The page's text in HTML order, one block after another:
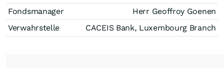
Fondsmanager
Herr Geoffroy Goenen
Verwahrstelle
CACEIS Bank, Luxembourg Branch